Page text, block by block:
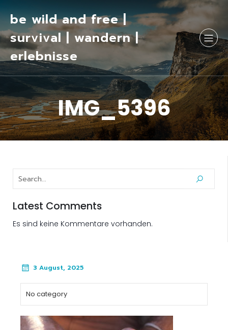
be wild and free |
survival | wandern |
erlebnisse
IMG_5396
Latest Comments
Es sind keine Kommentare vorhanden.
3 August, 2025
No category